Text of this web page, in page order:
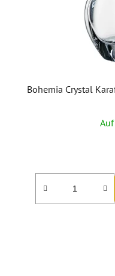
Bohemia Crystal